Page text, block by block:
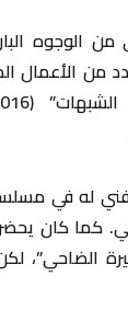
الوجوه
الأعمال
له في
كما كان
الضاحي”،